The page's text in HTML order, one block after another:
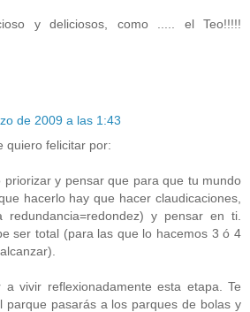
y deliciosos, como ..... el Teo!!!!!
de 2009 a las 1:43
quiero felicitar por:
priorizar y pensar que para que tu mundo
hacerlo hay que hacer claudicaciones,
redundancia=redondez) y pensar en ti.
ser total (para las que lo hacemos 3 ó 4
vivir reflexionadamente esta etapa. Te
parque pasarás a los parques de bolas y